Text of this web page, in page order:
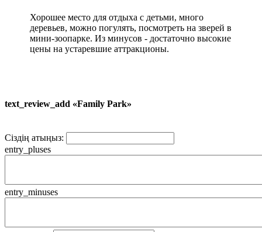
Хорошее место для отдыха с детьми, много
деревьев, можно погулять, посмотреть на зверей в
мини-зоопарке. Из минусов - достаточно высокие
цены на устаревшие аттракционы.
text_review_add «Family Park»
Сіздің атыңыз:
entry_pluses
entry_minuses